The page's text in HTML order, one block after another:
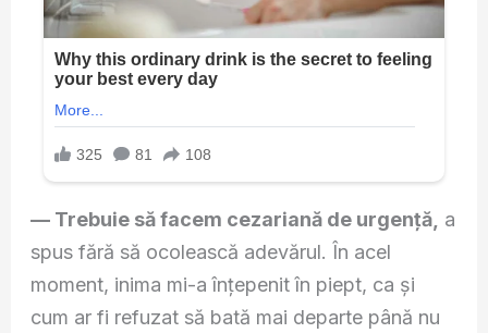
— Trebuie să facem cezariană de urgență, a
spus fără să ocolească adevărul. În acel
moment, inima mi-a înțepenit în piept, ca și
cum ar fi refuzat să bată mai departe până nu